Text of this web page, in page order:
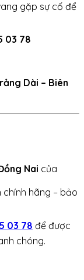
gặp sự cố để
03 78
Dài – Biên
Nai của
chính hãng – bảo
03 78 để được
chóng.